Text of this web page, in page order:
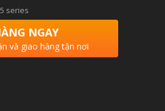
series
NGAY
và giao hàng tận nơi